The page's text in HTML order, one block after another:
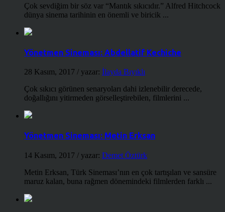
Çok sevdiğim bir söz var “Mantık sıkıcıdır.” Alfred Hitchcock
dünya sinema tarihinin en önemli ve biricik ...
Yönetmen Sineması: Abdellatif Kechiche
28 Kasım, 2017 / yazar: İlayda Bıyıklı
Çok sıkıcı görünen senaryoları dahi izlenebilir derecede,
doğallığını yitirmeden görselleştirebilen, filmlerini ...
Yönetmen Sineması: Metin Erksan
14 Kasım, 2017 / yazar: Demet Öztürk
Metin Erksan, Türk Sineması’nın en çok tartışılan ve sansüre
maruz kalan, buna rağmen dönemindeki filmlerden farklı ...